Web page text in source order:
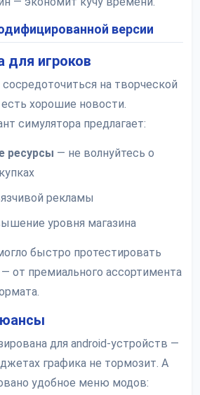
версии
для игроков
на творческой
есть хорошие новости.
симулятора предлагает:
ресурсы — не волнуйтесь о
рекламы
уровня магазина
быстро протестировать
от премиального ассортимента
для android-устройств —
графика не тормозит. А
удобное меню модов: